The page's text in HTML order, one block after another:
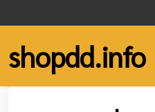
to
content
shopdd.info